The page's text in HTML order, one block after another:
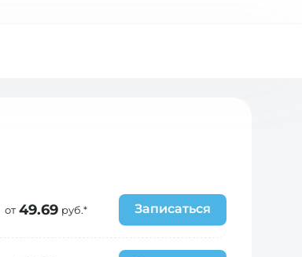
от 49.69 руб.* Записаться